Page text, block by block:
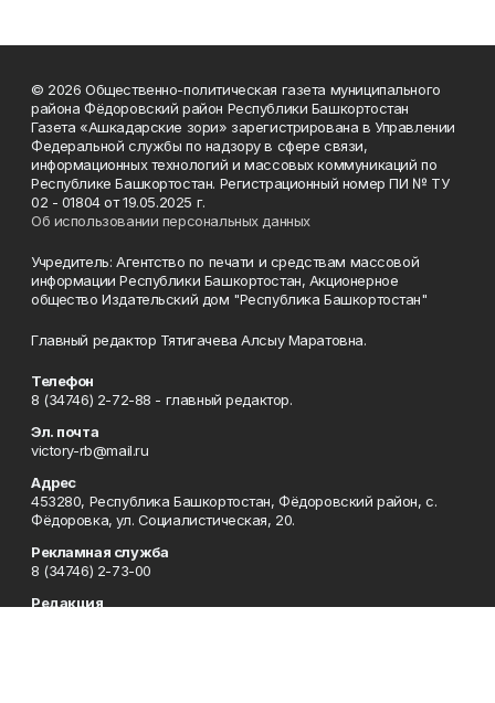
© 2026 Общественно-политическая газета муниципального
района Фёдоровский район Республики Башкортостан
Газета «Ашкадарские зори» зарегистрирована в Управлении
Федеральной службы по надзору в сфере связи,
информационных технологий и массовых коммуникаций по
Республике Башкортостан. Регистрационный номер ПИ № ТУ
02 - 01804 от 19.05.2025 г.
Об использовании персональных данных
Учредитель: Агентство по печати и средствам массовой
информации Республики Башкортостан, Акционерное
общество Издательский дом "Республика Башкортостан"
Главный редактор Тятигачева Алсыу Маратовна.
Телефон
8 (34746) 2-72-88 - главный редактор.
Эл. почта
victory-rb@mail.ru
Адрес
453280, Республика Башкортостан, Фёдоровский район, с.
Фёдоровка, ул. Социалистическая, 20.
Рекламная служба
8 (34746) 2-73-00
Редакция